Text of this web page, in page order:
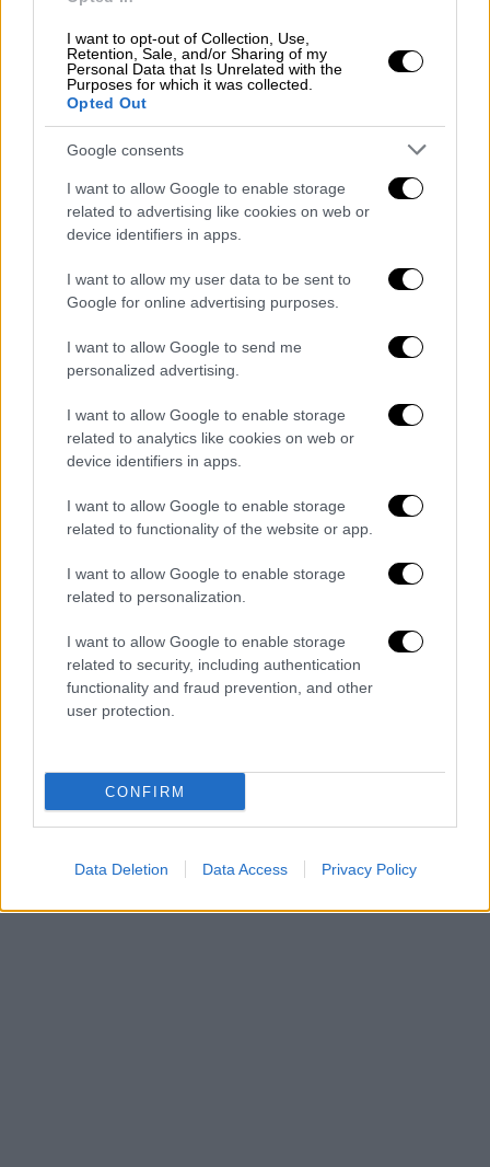
I want to opt-out of Collection, Use,
Retention, Sale, and/or Sharing of my
Personal Data that Is Unrelated with the
Purposes for which it was collected.
Opted Out
Google consents
I want to allow Google to enable storage
related to advertising like cookies on web or
device identifiers in apps.
I want to allow my user data to be sent to
Google for online advertising purposes.
I want to allow Google to send me
personalized advertising.
I want to allow Google to enable storage
related to analytics like cookies on web or
device identifiers in apps.
I want to allow Google to enable storage
related to functionality of the website or app.
I want to allow Google to enable storage
related to personalization.
I want to allow Google to enable storage
related to security, including authentication
functionality and fraud prevention, and other
user protection.
CONFIRM
Data Deletion Data Access Privacy Policy
βρίσκεται σήμερα στο Κρεμλίνο και το
προσωπικό του εργάζεται ως συνήθως.
Το περιστατικό συνέβη ενώ απομένει
λιγότερο από μια εβδομάδα έως τους
εορτασμούς για τη ρωσική Ημέρα της Νίκης
στις 9 Μαΐου,
ναζιστικής Γερμανίας στο Β’ Παγκόσμιο
Πόλεμο --μια σημαντική εθνική αργία και μια
Πούτιν
τους Ρώσους πίσω από την «ειδική
στρατιωτική επιχείρηση», όπως την
χαρακτηρίζει η Μόσχα, στην Ουκρανία.
Ο Πεσκόφ δήλωσε ότι η
άμυνα θα ενισχυθεί και αυτό γίνεται ούτως ή
άλλως για τη στρατιωτική παρέλαση στην
Κόκκινη Πλατεία, το επίκεντρο των
εορτασμών, μπροστά από το τείχος του
Κρεμλίνου όπου συνέβη η καταγγελλόμενη
γίνει κανονικά και θα περιλαμβάνει ομιλία
του προέδρου.
Λευκός Οίκος: Ψευδείς οι ισχυρισμοί
ότι οι ΗΠΑ επιτέθηκαν στο Κρεμλίνο
στόματος του εκπροσώπου του Λευκού
Οίκου για θέματα εθνικής ασφάλειας Τζον